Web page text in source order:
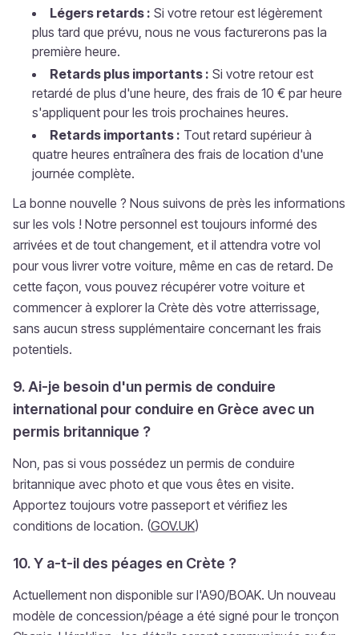
Légers retards : Si votre retour est légèrement
plus tard que prévu, nous ne vous facturerons pas la
première heure.
Retards plus importants : Si votre retour est
retardé de plus d'une heure, des frais de 10 € par heure
s'appliquent pour les trois prochaines heures.
Retards importants : Tout retard supérieur à
quatre heures entraînera des frais de location d'une
journée complète.
La bonne nouvelle ? Nous suivons de près les informations
sur les vols ! Notre personnel est toujours informé des
arrivées et de tout changement, et il attendra votre vol
pour vous livrer votre voiture, même en cas de retard. De
cette façon, vous pouvez récupérer votre voiture et
commencer à explorer la Crète dès votre atterrissage,
sans aucun stress supplémentaire concernant les frais
potentiels.
9. Ai-je besoin d'un permis de conduire
international pour conduire en Grèce avec un
permis britannique ?
Non, pas si vous possédez un permis de conduire
britannique avec photo et que vous êtes en visite.
Apportez toujours votre passeport et vérifiez les
conditions de location. (GOV.UK)
10. Y a-t-il des péages en Crète ?
Actuellement non disponible sur l'A90/BOAK. Un nouveau
modèle de concession/péage a été signé pour le tronçon